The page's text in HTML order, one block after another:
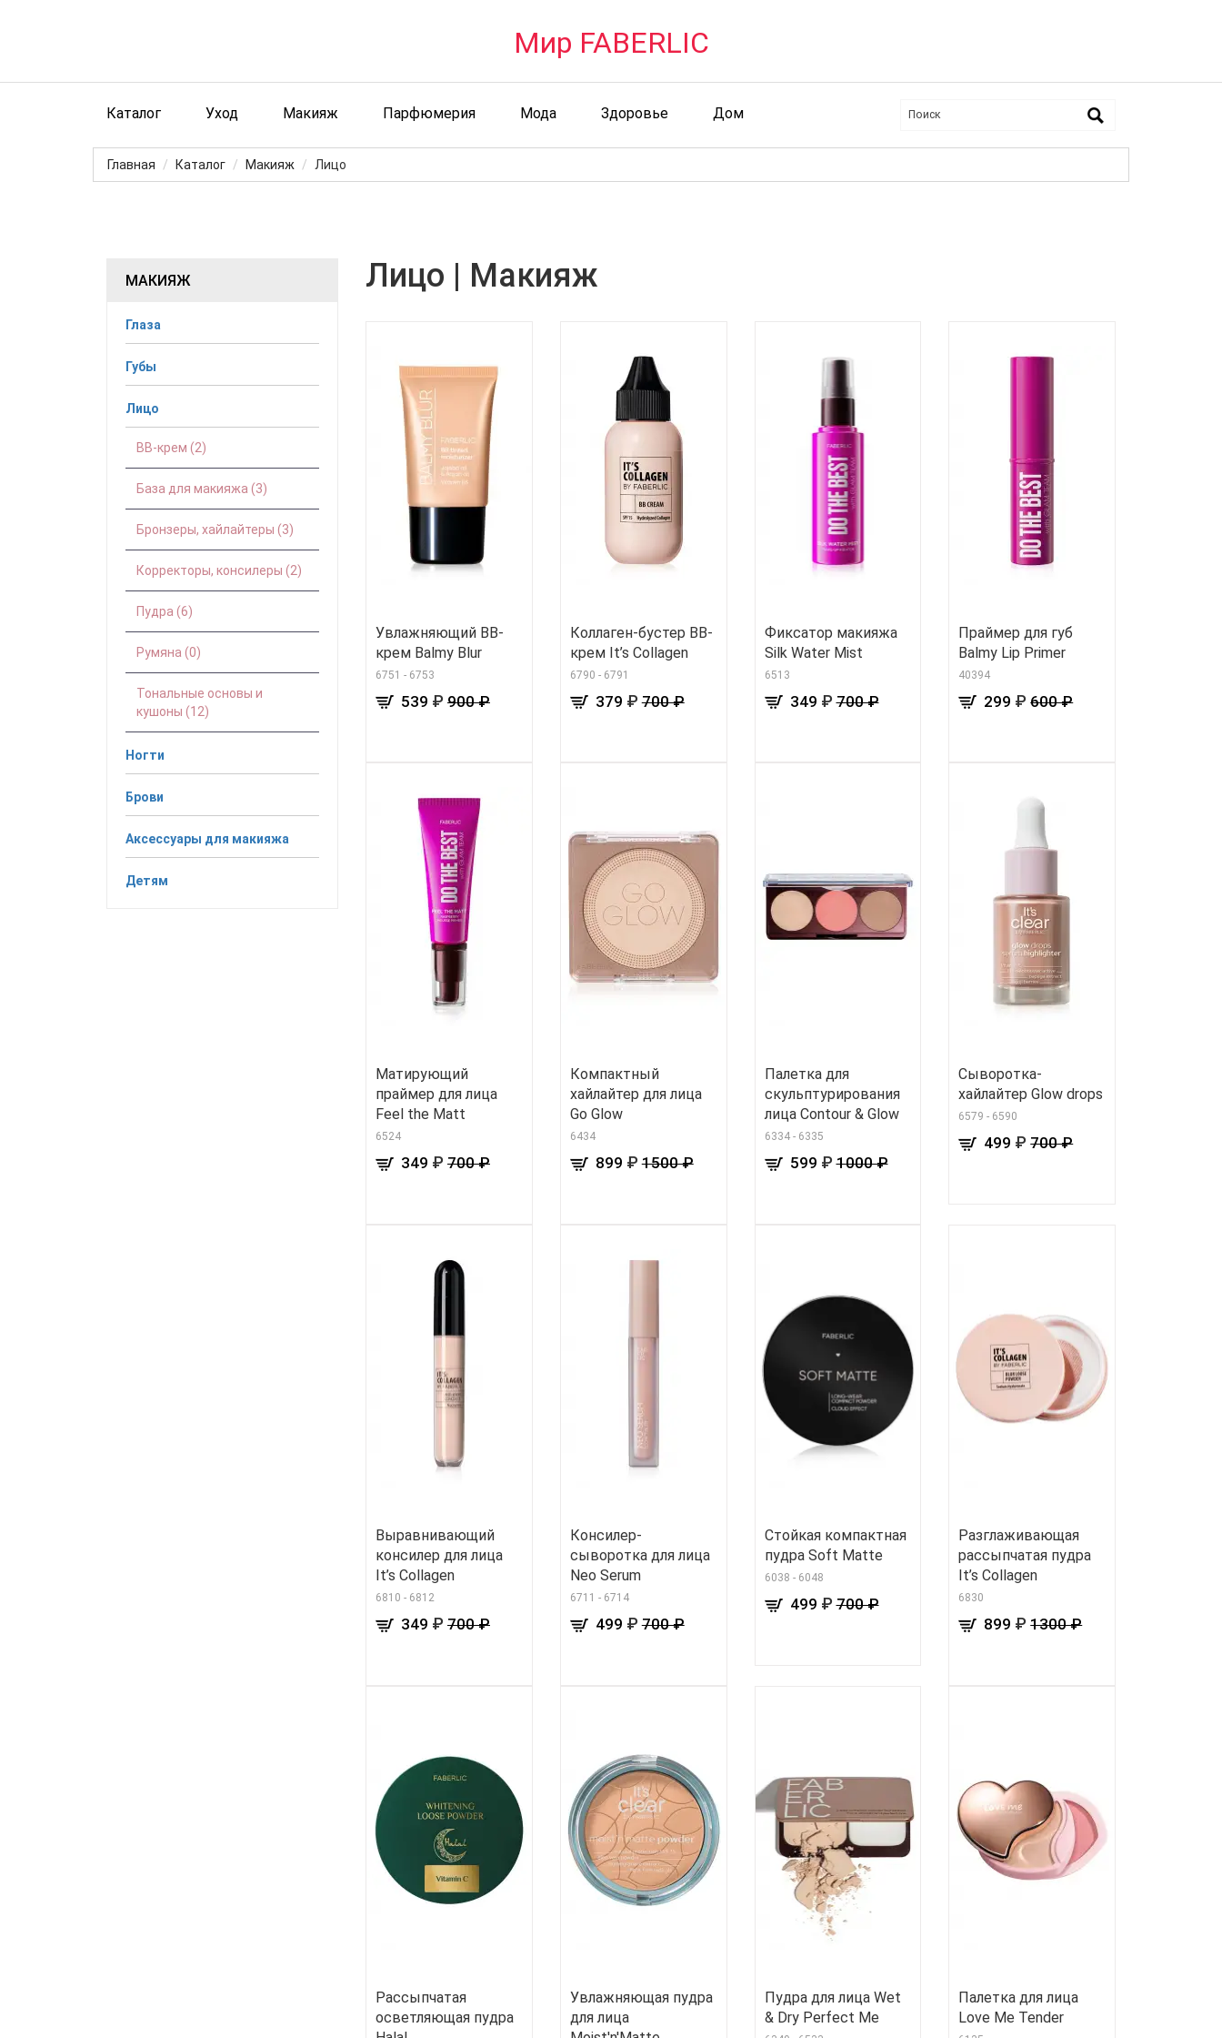
Мир FABERLIC
Каталог Уход Макияж Парфюмерия Мода Здоровье Дом
Главная Каталог Макияж Лицо
МАКИЯЖ
Глаза
Губы
Лицо
BB-крем (2)
База для макияжа (3)
Бронзеры, хайлайтеры (3)
Корректоры, консилеры (2)
Пудра (6)
Румяна (0)
Тональные основы и
кушоны (12)
Ногти
Брови
Аксессуары для макияжа
Детям
Лицо | Макияж
Увлажняющий BB-
крем Balmy Blur
6751 - 6753
539 ₽ 900 ₽
Коллаген-бустер BB-
крем It’s Collagen
6790 - 6791
379 ₽700 ₽
Фиксатор макияжа
Silk Water Mist
6513
349 ₽700 ₽
Праймер для губ
Balmy Lip Primer
40394
299 ₽600 ₽
Матирующий
праймер для лица
Feel the Matt
6524
349 ₽ 700 ₽
Компактный
хайлайтер для лица
Go Glow
6434
899 ₽1500 ₽
Палетка для
скульптурирования
лица Contour & Glow
6334 - 6335
599 ₽1000 ₽
Cыворотка-
хайлайтер Glow drops
6579 - 6590
499 ₽700 ₽
Выравнивающий
консилер для лица
It’s Collagen
6810 - 6812
349 ₽ 700 ₽
Консилер-
сыворотка для лица
Neo Serum
6711 - 6714
499 ₽700 ₽
Стойкая компактная
пудра Soft Matte
6038 - 6048
499 ₽700 ₽
Разглаживающая
рассыпчатая пудра
It’s Collagen
6830
899 ₽1300 ₽
Рассыпчатая
осветляющая пудра
Увлажняющая пудра
для лица
Пудра для лица Wet
& Dry Perfect Me
Палетка для лица
Love Me Tender